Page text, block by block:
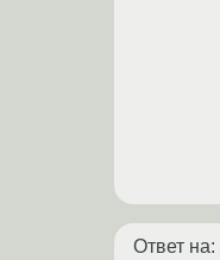
Ответ на: